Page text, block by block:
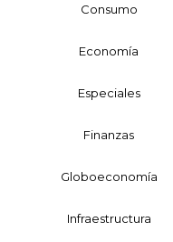
Consumo
Economía
Especiales
Finanzas
Globoeconomía
Infraestructura